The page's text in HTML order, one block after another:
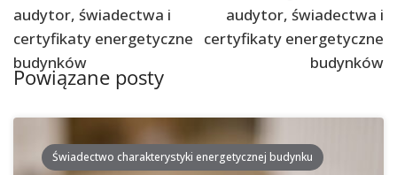
postach
audytor, świadectwa i
certyfikaty energetyczne
budynków
audytor, świadectwa i
certyfikaty energetyczne
budynków
Powiązane posty
Świadectwo charakterystyki energetycznej budynku